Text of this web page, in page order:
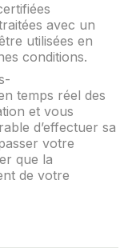
avec un
utilisées en
conditions.
temps réel des
et vous
d’effectuer sa
votre
que la
de votre